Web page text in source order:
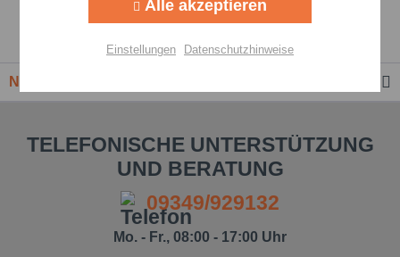
Premium-Händler
Newsletter
TELEFONISCHE UNTERSTÜTZUNG
UND BERATUNG
09349/929132
Mo. - Fr., 08:00 - 17:00 Uhr
Personalisierung Aktiv
Einstellungen speichern
Alle akzeptieren
Einstellungen Datenschutzhinweise